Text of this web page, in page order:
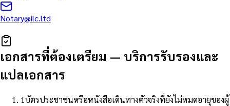
Notary@ilc.ltd
เอกสารที่ต้องเตรียม — บริการรับรองและ
แปลเอกสาร
1บัตรประชาชนหรือหนังสือเดินทางตัวจริงที่ยังไม่หมดอายุของผู้